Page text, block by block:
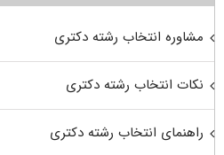
مشاوره انتخاب رشته دکتری
نکات انتخاب رشته دکتری
راهنمای انتخاب رشته دکتری